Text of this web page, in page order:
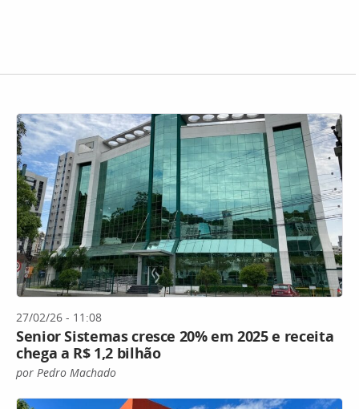
27/02/26 - 11:08
Senior Sistemas cresce 20% em 2025 e receita
chega a R$ 1,2 bilhão
por Pedro Machado